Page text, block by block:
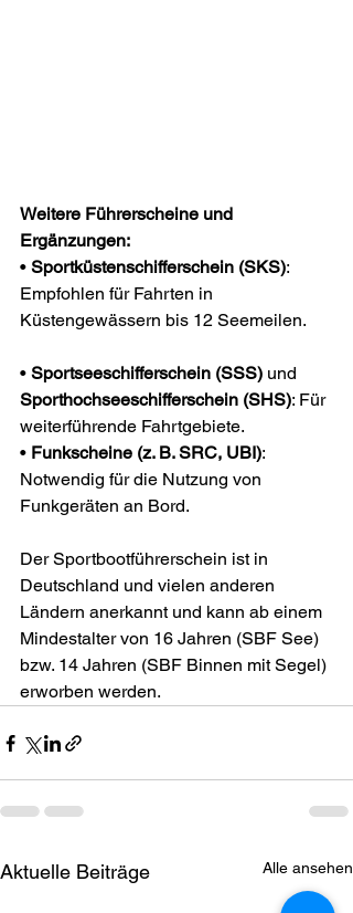
Weitere Führerscheine und
Ergänzungen:
• Sportküstenschifferschein (SKS):
Empfohlen für Fahrten in
Küstengewässern bis 12 Seemeilen.
• Sportseeschifferschein (SSS) und
Sporthochseeschifferschein (SHS): Für
weiterführende Fahrtgebiete.
• Funkscheine (z. B. SRC, UBI):
Notwendig für die Nutzung von
Funkgeräten an Bord.
Der Sportbootführerschein ist in
Deutschland und vielen anderen
Ländern anerkannt und kann ab einem
Mindestalter von 16 Jahren (SBF See)
bzw. 14 Jahren (SBF Binnen mit Segel)
erworben werden.
Aktuelle Beiträge Alle ansehen